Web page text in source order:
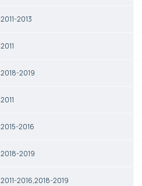
2011-2013
2011
2018-2019
2011
2015-2016
2018-2019
2011-2016,2018-2019